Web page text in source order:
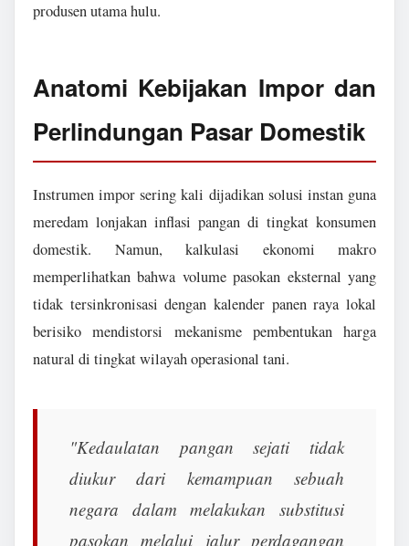
produsen utama hulu.
Anatomi Kebijakan Impor dan
Perlindungan Pasar Domestik
Instrumen impor sering kali dijadikan solusi instan guna
meredam lonjakan inflasi pangan di tingkat konsumen
domestik. Namun, kalkulasi ekonomi makro
memperlihatkan bahwa volume pasokan eksternal yang
tidak tersinkronisasi dengan kalender panen raya lokal
berisiko mendistorsi mekanisme pembentukan harga
natural di tingkat wilayah operasional tani.
"Kedaulatan pangan sejati tidak
diukur dari kemampuan sebuah
negara dalam melakukan substitusi
pasokan melalui jalur perdagangan